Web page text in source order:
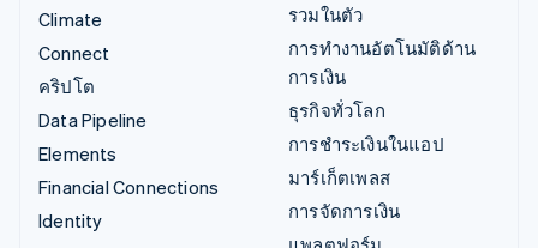
Climate
Connect
คริปโต
Data Pipeline
Elements
Financial Connections
Identity
รวมในตัว
การทำงานอัตโนมัติด้าน
การเงิน
ธุรกิจทั่วโลก
การชำระเงินในแอป
มาร์เก็ตเพลส
การจัดการเงิน